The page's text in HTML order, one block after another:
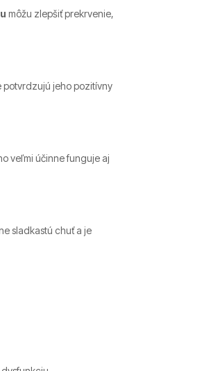
môžu zlepšiť prekrvenie,
potvrdzujú jeho pozitívny
veľmi účinne funguje aj
sladkastú chuť a je